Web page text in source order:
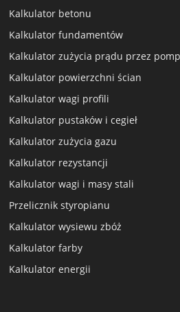
Kalkulator betonu
Kalkulator fundamentów
Kalkulator zużycia prądu przez
Kalkulator powierzchni ścian
Kalkulator wagi profili
Kalkulator pustaków i cegieł
Kalkulator zużycia gazu
Kalkulator rezystancji
Kalkulator wagi i masy stali
Przelicznik styropianu
Kalkulator wysiewu zbóż
Kalkulator farby
Kalkulator energii